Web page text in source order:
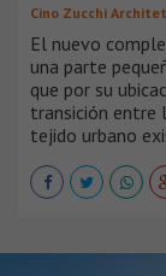
Cino Zucchi
El nuevo
una parte
que por su
transición entre
tejido urbano